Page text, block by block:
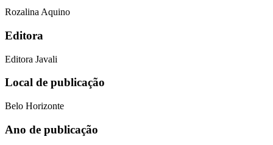
Rozalina Aquino
Editora
Editora Javali
Local de publicação
Belo Horizonte
Ano de publicação